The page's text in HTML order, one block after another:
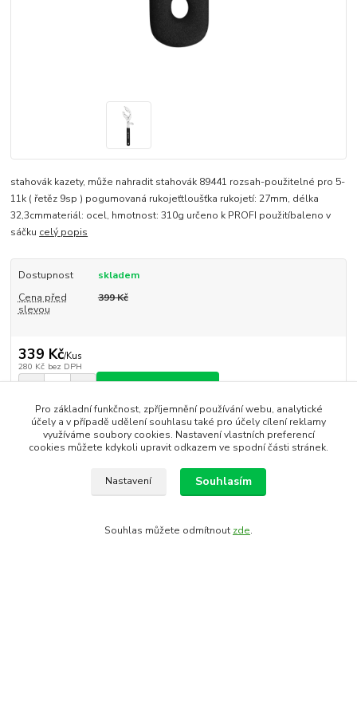
stahovák kazety, může nahradit stahovák 89441 rozsah-použitelné pro 5-
11k ( řetěz 9sp ) pogumovaná rukojeťtloušťka rukojetí: 27mm, délka
32,3cmmateriál: ocel, hmotnost: 310g určeno k PROFI použitíbaleno v
sáčku celý popis
Dostupnost
skladem
Cena před
slevou
399 Kč
339 Kč/Kus
280 Kč bez DPH
Číslo produktu:
89440
EAN kód:
8592627128080
Pro základní funkčnost, zpříjemnění používání webu, analytické
účely a v případě udělení souhlasu také pro účely cílení reklamy
využíváme soubory cookies. Nastavení vlastních preferencí
cookies můžete kdykoli upravit odkazem ve spodní části stránek.
Nastavení Souhlasím
Souhlas můžete odmítnout zde.